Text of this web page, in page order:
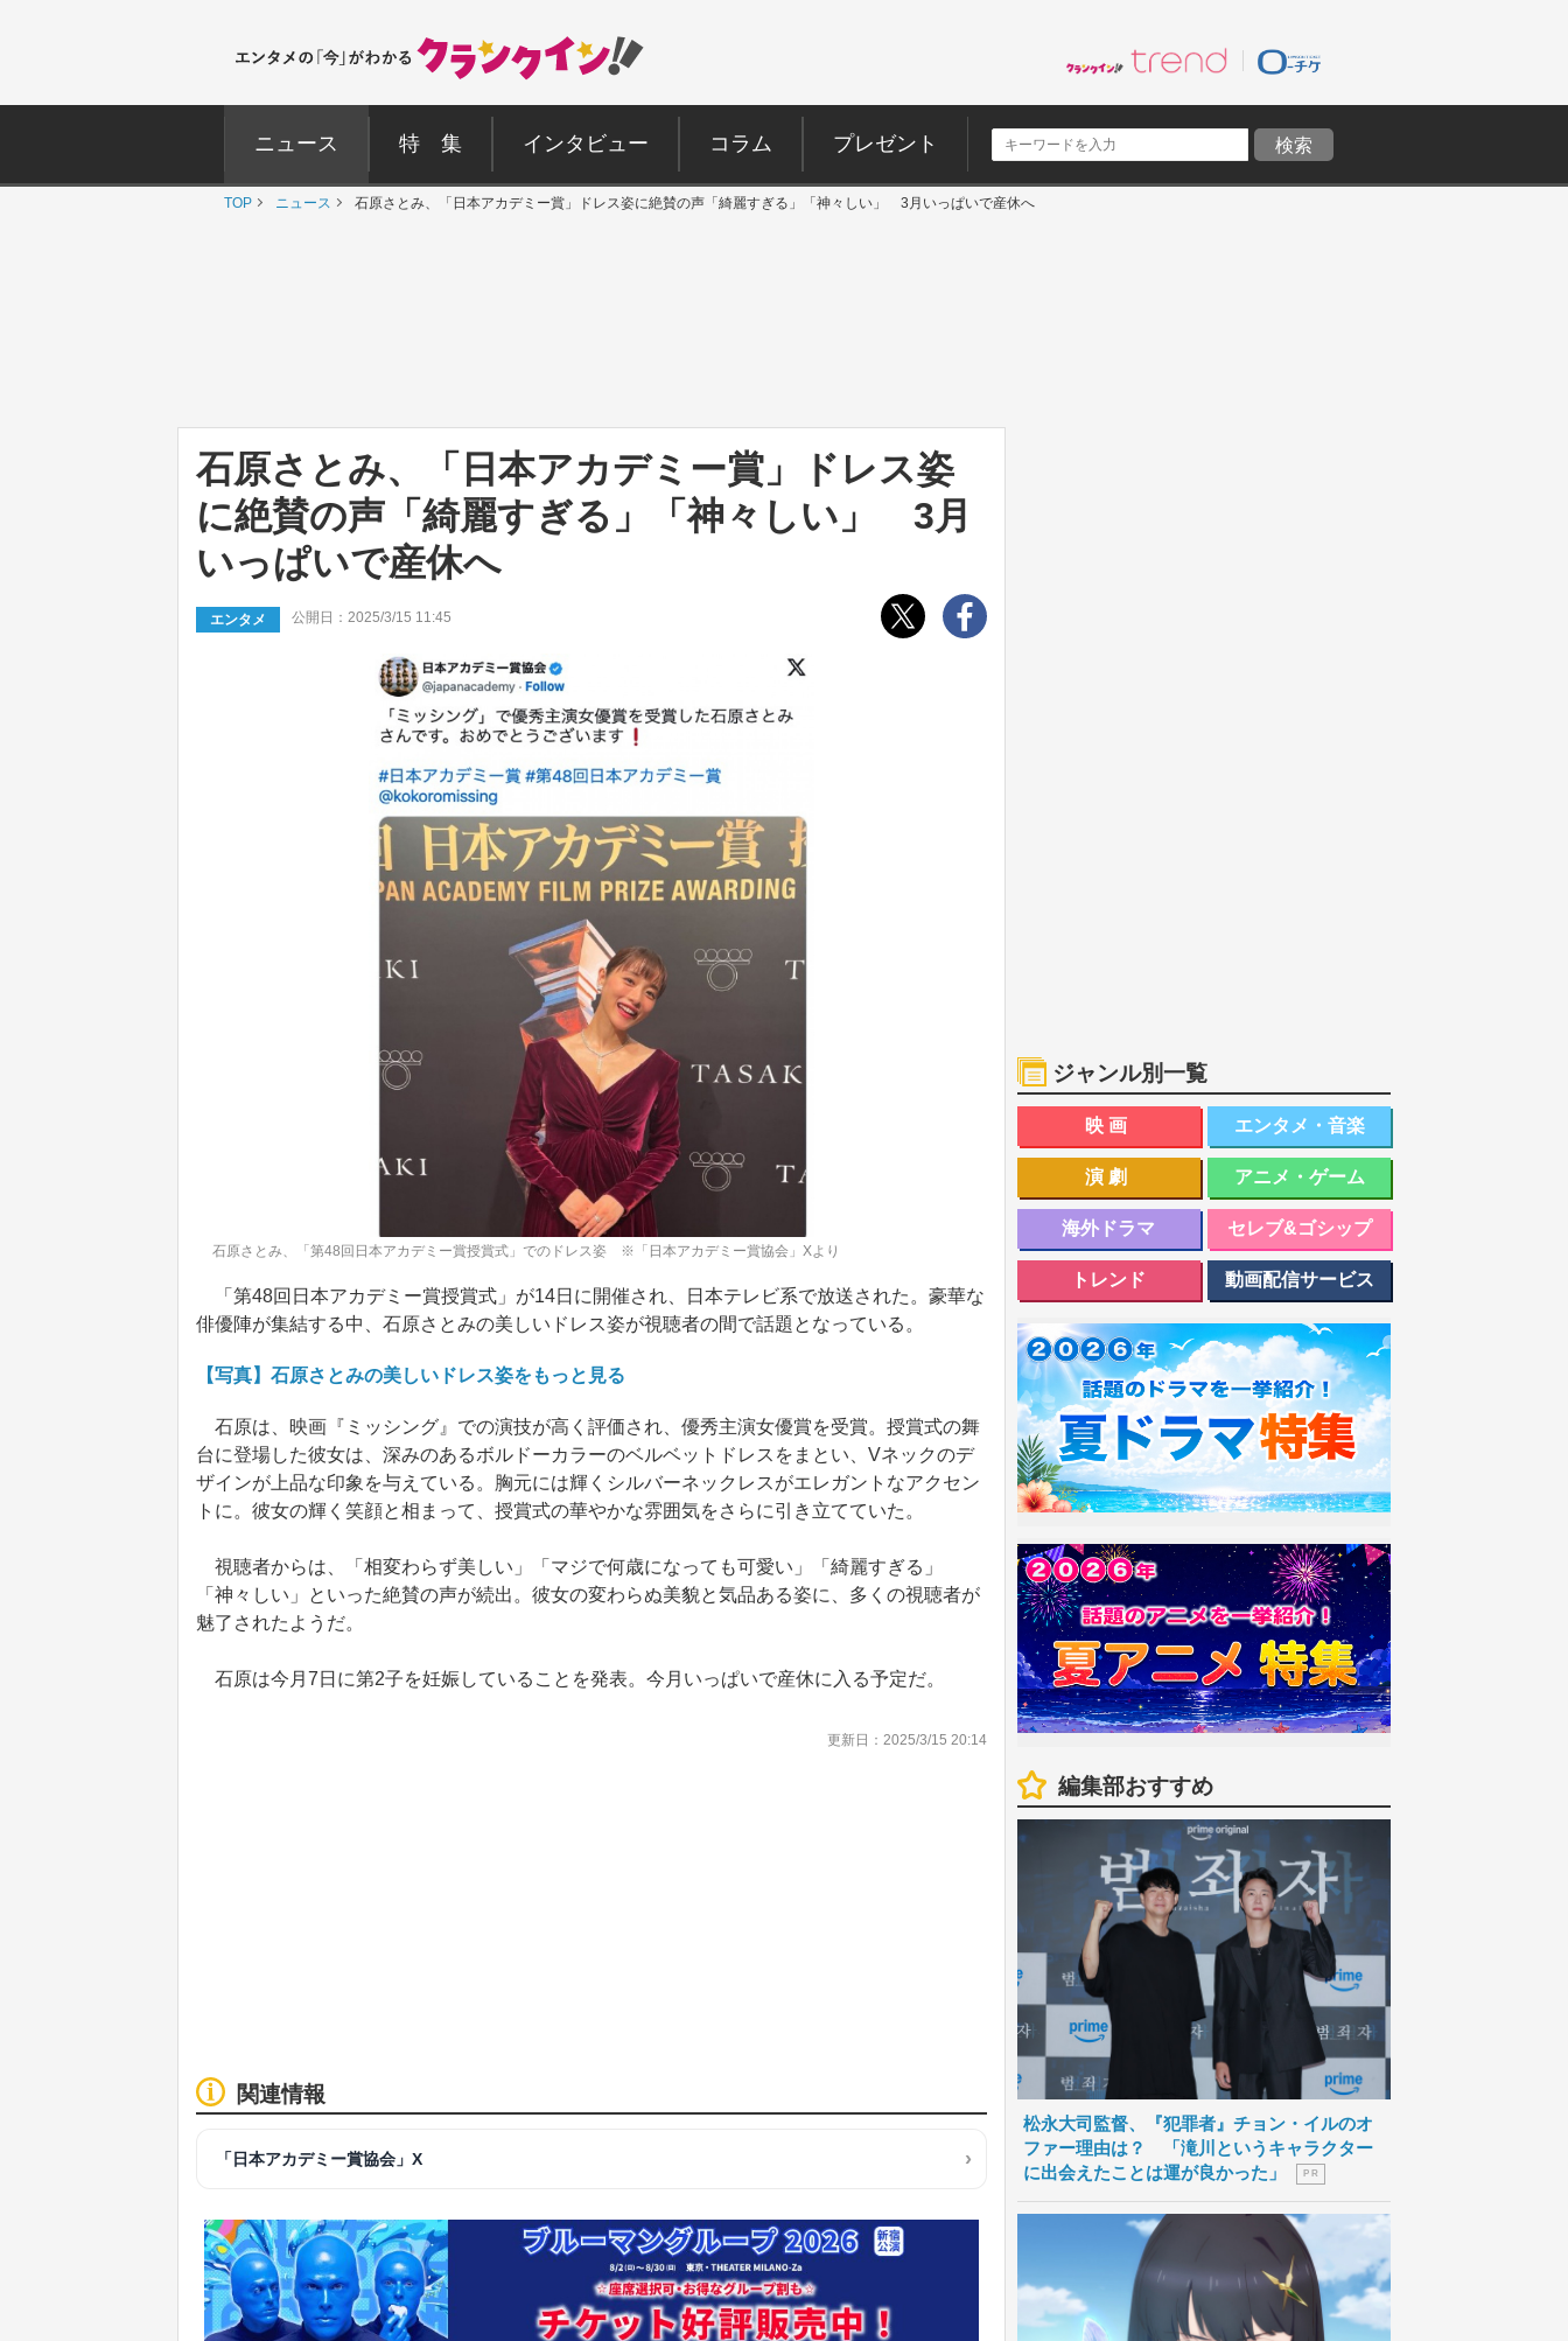
ニュース 特 集 インタビュー コラム プレゼント
TOP ニュース 石原さとみ、「日本アカデミー賞」ドレス姿に絶賛の声「綺麗すぎる」「神々しい」 3月いっぱいで産休へ
石原さとみ、「日本アカデミー賞」ドレス姿
に絶賛の声「綺麗すぎる」「神々しい」 3月
いっぱいで産休へ
エンタメ 公開日：2025/3/15 11:45
石原さとみ、「第48回日本アカデミー賞授賞式」でのドレス姿 ※「日本アカデミー賞協会」Xより
「第48回日本アカデミー賞授賞式」が14日に開催され、日本テレビ系で放送された。豪華な
俳優陣が集結する中、石原さとみの美しいドレス姿が視聴者の間で話題となっている。
【写真】石原さとみの美しいドレス姿をもっと見る
石原は、映画『ミッシング』での演技が高く評価され、優秀主演女優賞を受賞。授賞式の舞
台に登場した彼女は、深みのあるボルドーカラーのベルベットドレスをまとい、Vネックのデ
ザインが上品な印象を与えている。胸元には輝くシルバーネックレスがエレガントなアクセン
トに。彼女の輝く笑顔と相まって、授賞式の華やかな雰囲気をさらに引き立てていた。
視聴者からは、「相変わらず美しい」「マジで何歳になっても可愛い」「綺麗すぎる」
「神々しい」といった絶賛の声が続出。彼女の変わらぬ美貌と気品ある姿に、多くの視聴者が
魅了されたようだ。
石原は今月7日に第2子を妊娠していることを発表。今月いっぱいで産休に入る予定だ。
更新日：2025/3/15 20:14
関連情報
「日本アカデミー賞協会」X
ジャンル別一覧
映画 エンタメ・音楽
演劇 アニメ・ゲーム
海外ドラマ セレブ&ゴシップ
トレンド 動画配信サービス
編集部おすすめ
松永大司監督、『犯罪者』チョン・イルのオ
ファー理由は？ 「滝川というキャラクター
に出会えたことは運が良かった」
P R